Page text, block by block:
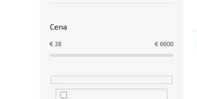
Cena
€ 28 €6600